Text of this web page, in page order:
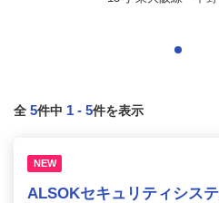
全 5件中 1 - 5件を表示
NEW
ALSOKセキュリティシス